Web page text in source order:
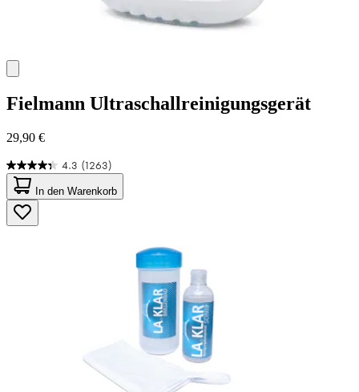
Fielmann Ultraschallreinigungsgerät
29,90 €
4.3 (1263)
4.3
von
5
Sternen.
1263
In den Warenkorb